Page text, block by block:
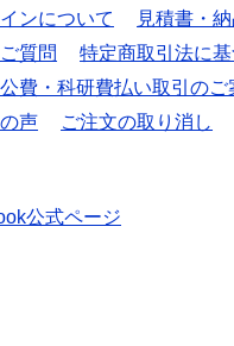
ンについて
見積書・
質問
特定商取引法に
費・科研費払い取引のご
声 ご注文の取り消し
公式ページ